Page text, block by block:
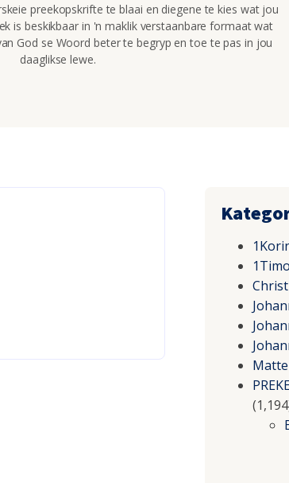
preekopskrifte te blaai en diegene te kies wat jou
is beskikbaar in 'n maklik verstaanbare formaat wat
God se Woord beter te begryp en toe te pas in jou
daaglikse lewe.